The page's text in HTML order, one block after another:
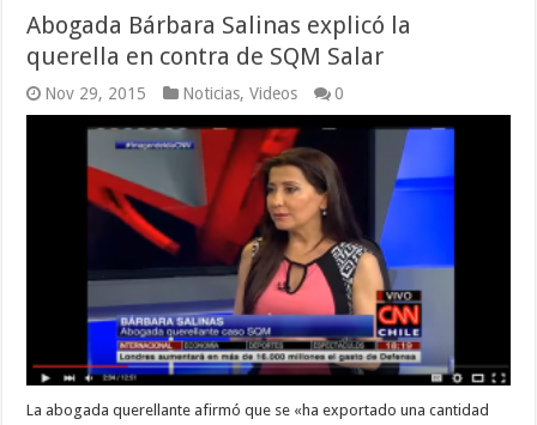
Abogada Bárbara Salinas explicó la
querella en contra de SQM Salar
Nov 29, 2015 Noticias,Videos 0
La abogada querellante afirmó que se «ha exportado una cantidad